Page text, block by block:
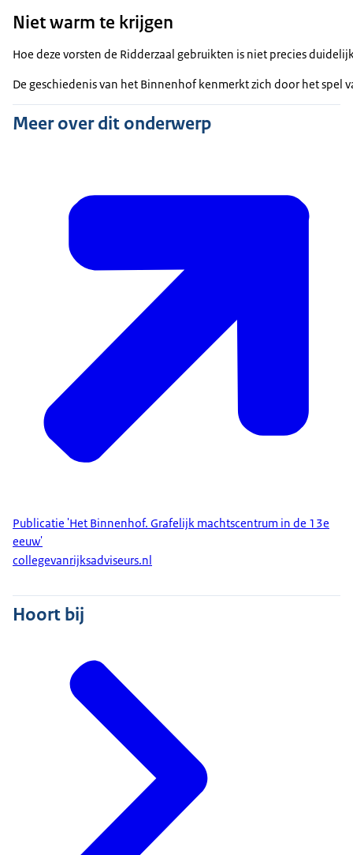
Niet warm te krijgen
Hoe deze vorsten de Ridderzaal gebruikten is niet precies
De geschiedenis van het Binnenhof kenmerkt zich door het spel
Meer over dit onderwerp
Publicatie 'Het Binnenhof. Grafelijk machtscentrum in de 13e
eeuw'
collegevanrijksadviseurs.nl
Hoort bij